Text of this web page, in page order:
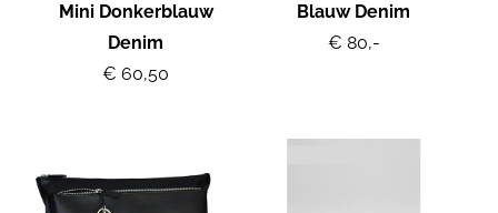
Mini Donkerblauw
Denim
€ 60,50
Blauw Denim
€ 80,-